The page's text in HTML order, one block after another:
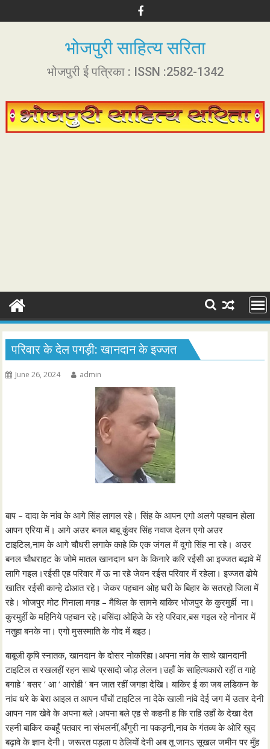
k
भोजपुरी साहित्य सरिता
भोजपुरी ई पत्रिका : ISSN :2582-1342
परिवार के देल पगड़ी: खानदान के इज्जत
June 26, 2024 admin
बाप – दादा के नांव के आगे सिंह लागल रहे। सिंह के आपन एगो अलगे पहचान होला
आपन एरिया में। आगे अउर बनल बाबू कुंवर सिंह नवाज देलन एगो अउर
टाइटिल,नाम के आगे चौधरी लगाके काहे कि एक जंगल में दूगो सिंह ना रहे। अउर
बनल चौधराहट के जोमे मातल खानदान धन के किनारे करि रईसी आ इज्जत बढ़ावे में
लागि गइल।रईसी एह परिवार में ऊ ना रहे जेवन रईस परिवार में रहेला। इज्जत ढोये
खातिर रईसी कान्हे ढोआत रहे। जेकर पहचान ओह घरी के बिहार के सतरहो जिला में
रहे। भोजपुर मोट गिनाला मगह – मैथिल के सामने बाकिर भोजपुर के कुरमुर्ही ना।
कुरमुर्ही के महिनिये पहचान रहे।बसिंदा ओहिजे के रहे परिवार,बस गइल रहे नोनार में
नतुहा बनके ना। एगो मुसस्माति के गोद में बइठ।
बाबूजी कृषि स्नातक, खानदान के दोसर नोकरिहा।अपना नांव के साथे खानदानी
टाइटिल त रखलहीं रहन साथे प्रसादो जोड़ लेलन।उहाँ के साहित्यकारो रहीं त गाहे
बगाहे ‘ बसर ‘ आ ‘ आरोही ‘ बन जात रहीं जगहा देखि। बाकिर ई का जब लडिकन के
नांव धरे के बेरा आइल त आपन पाँचों टाइटिल ना देके खाली नांवे देई जग में उतार देनी
आपन नाव खेवे के अपना बले।अपना बले एह से कहनी ह कि राहि उहाँ के देखा देत
रहनी बाकिर कबहूँ पतवार ना संभलनीं,अँगुरी ना पकड़नी,नाव के गंतव्य के ओरि खुद
बढ़ावे के ज्ञान देनी। जरूरत पड़ला प ठेलियों देनी अब तू जानऽ सूखल जमीन पर मुँह